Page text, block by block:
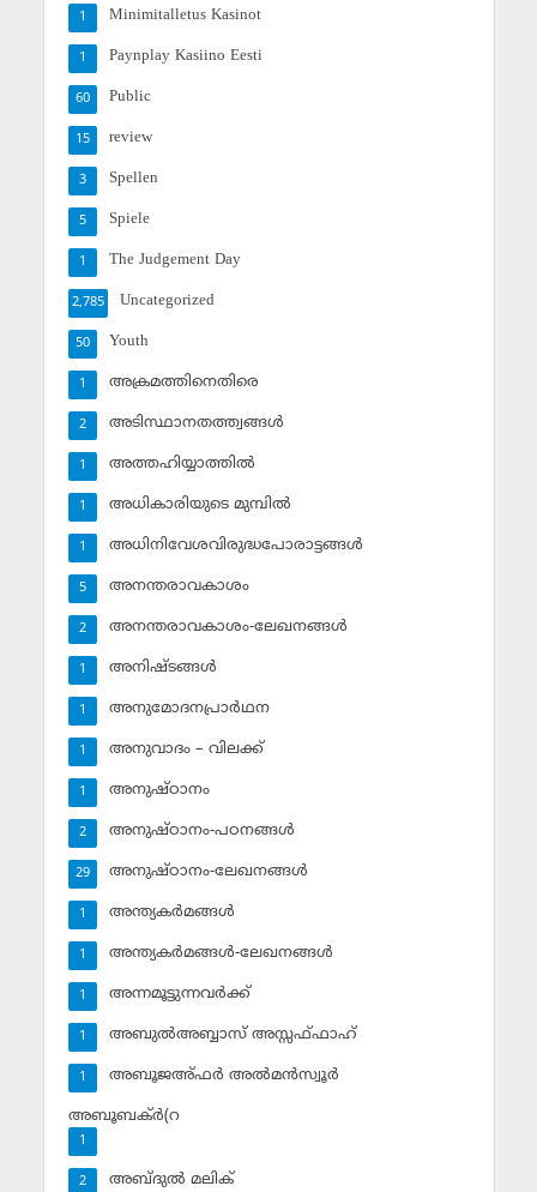
Minimitalletus Kasinot
1
Paynplay Kasiino Eesti
1
Public
60
review
15
Spellen
3
Spiele
5
The Judgement Day
1
Uncategorized
2,785
Youth
50
അക്രമത്തിനെതിരെ
1
അടിസ്ഥാനതത്ത്വങ്ങള്‍
2
അത്തഹിയ്യാത്തില്‍
1
അധികാരിയുടെ മുമ്പില്‍
1
അധിനിവേശവിരുദ്ധപോരാട്ടങ്ങള്‍
1
അനന്തരാവകാശം
5
അനന്തരാവകാശം-ലേഖനങ്ങള്‍
2
അനിഷ്ടങ്ങള്‍
1
അനുമോദനപ്രാര്‍ഥന
1
അനുവാദം – വിലക്ക്‌
1
അനുഷ്ഠാനം
1
അനുഷ്ഠാനം-പഠനങ്ങള്‍
2
അനുഷ്ഠാനം-ലേഖനങ്ങള്‍
29
അന്ത്യകര്‍മങ്ങള്‍
1
അന്ത്യകര്‍മങ്ങള്‍-ലേഖനങ്ങള്‍
1
അന്നമൂട്ടുന്നവര്‍ക്ക്
1
അബുല്‍അബ്ബാസ് അസ്സഫ്ഫാഹ്‌
1
അബൂജഅ്ഫര്‍ അല്‍മന്‍സ്വൂര്‍
1
അബൂബക്ര്‍(റ
1
അബ്ദുല്‍ മലിക്‌
2